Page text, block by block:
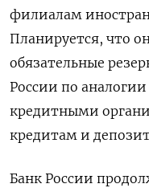
филиалам
Планируется, что
обязательные
России по
кредитными
кредитам и
Банк России